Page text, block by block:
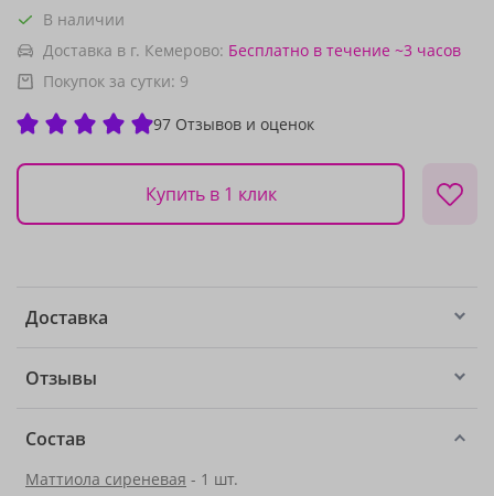
В наличии
Доставка в г. Кемерово: Бесплатно в течение ~3 часов
Покупок за сутки: 9
97 Отзывов и оценок
Купить в 1 клик
Доставка
Отзывы
Состав
Маттиола сиреневая - 1 шт.